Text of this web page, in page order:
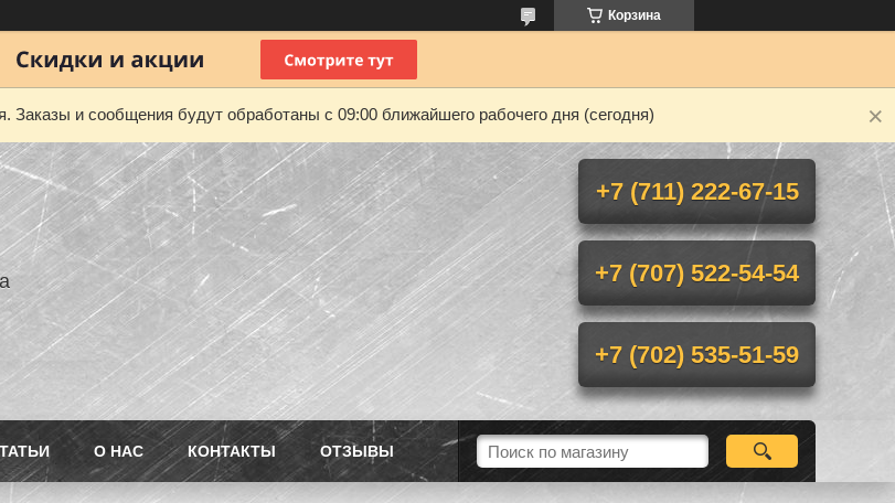
Корзина
Заказы и сообщения будут обработаны с 09:00 ближайшего рабочего дня (сегодня)
+7 (711) 222-67-15
+7 (707) 522-54-54
+7 (702) 535-51-59
О НАС КОНТАКТЫ ОТЗЫВЫ